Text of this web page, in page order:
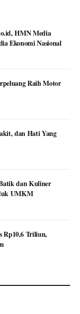
HMN Media
Ekonomi Nasional
Raih Motor
dan Hati Yang
dan Kuliner
UMKM
Rp10,6 Triliun,